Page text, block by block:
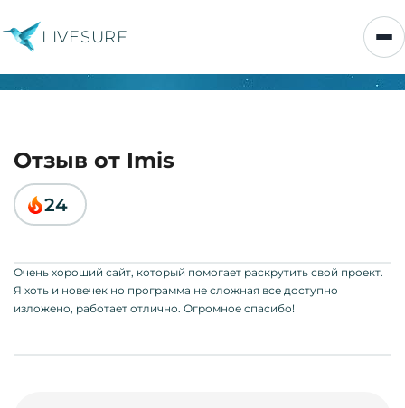
LIVESURF
Отзыв от Imis
24
Очень хороший сайт, который помогает раскрутить свой проект.
Я хоть и новечек но программа не сложная все доступно
изложено, работает отлично. Огромное спасибо!